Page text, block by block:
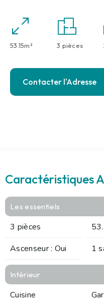
53.15m² 3 pièces
Contacter l'Adresse
Caractéristiques
Les essentiels
3 pièces
Ascenseur : Oui
1
Intérieur
Cuisine